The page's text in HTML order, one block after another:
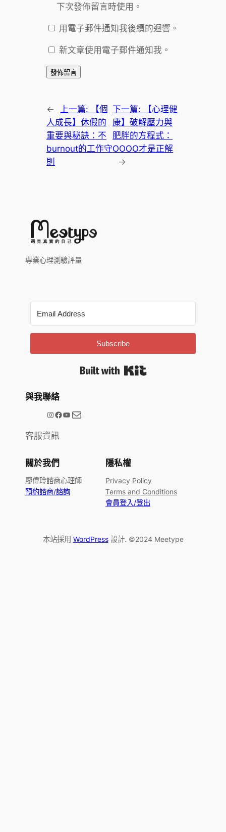
下次發佈留言時使用。
用電子郵件通知我後續的迴響。
新文章使用電子郵件通知我。
← 上一篇:
【個
人成長】休假的
重要與秘訣：不
burnout的工作守
則
下一篇:
【心理健
康】破解壓力與
肥胖的方程式：
OOOO才是正解
→
專業心理測驗評量
Subscribe
與我聯絡
@meetype.tw Facebook YouTube 電子郵件
客服資訊
關於我們
廖偉玲諮商心理師
預約諮商/諮詢
隱私權
Privacy Policy
Terms and Conditions
會員登入/登出
本站採用 WordPress設計. ©2024 Meetype